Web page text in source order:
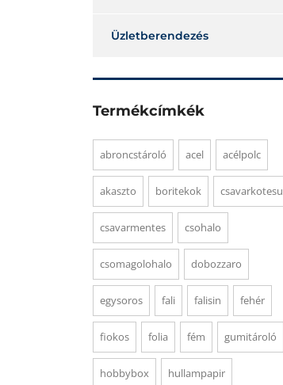
Üzletberendezés
Termékcímkék
abroncstároló acel acélpolc
akaszto boritekok csavarkotesu
csavarmentes csohalo
csomagolohalo dobozzaro
egysoros fali falisin fehér
fiokos folia fém gumitároló
hobbybox hullampapir